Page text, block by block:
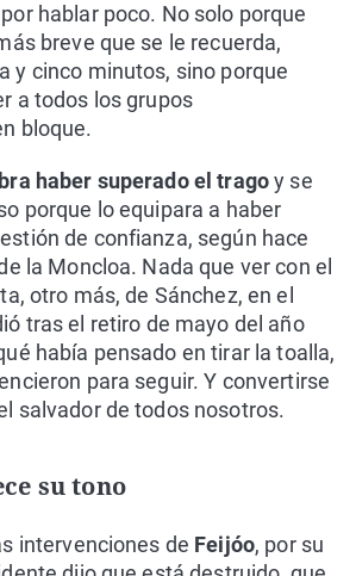
hablar poco. No solo porque
breve que se le recuerda,
y cinco minutos, sino porque
a todos los grupos
bloque.
haber superado el tragoy se
porque lo equipara a haber
de confianza, según hace
la Moncloa. Nada que ver con el
otro más, de Sánchez, en el
tras el retiro de mayo del año
había pensado en tirar la toalla,
para seguir. Y convertirse
salvador de todos nosotros.
su tono
intervenciones de Feijóo, por su